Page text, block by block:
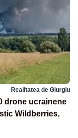
Realitatea de Giurgiu
drone ucrainene
Wildberries,